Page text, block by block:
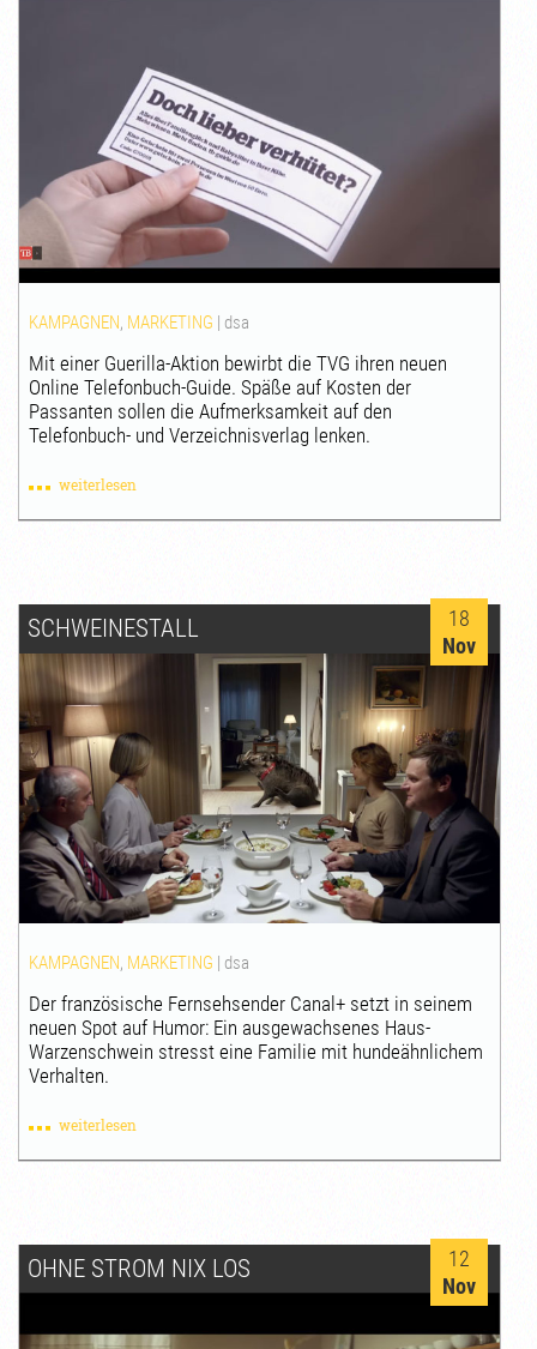
KAMPAGNEN, MARKETING | dsa
Mit einer Guerilla-Aktion bewirbt die TVG ihren neuen
Online Telefonbuch-Guide. Späße auf Kosten der
Passanten sollen die Aufmerksamkeit auf den
Telefonbuch- und Verzeichnisverlag lenken.
weiterlesen
SCHWEINESTALL
18
Nov
KAMPAGNEN, MARKETING | dsa
Der französische Fernsehsender Canal+ setzt in seinem
neuen Spot auf Humor: Ein ausgewachsenes Haus-
Warzenschwein stresst eine Familie mit hundeähnlichem
Verhalten.
weiterlesen
OHNE STROM NIX LOS
12
Nov